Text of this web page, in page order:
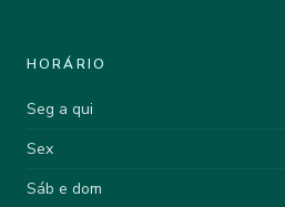
HORÁRIO
Seg a qui
Sex
Sáb e dom